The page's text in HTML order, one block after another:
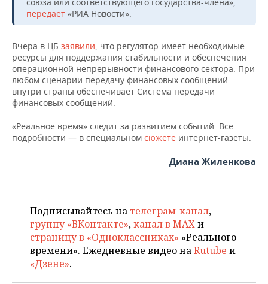
союза или соответствующего государства-члена»,
передает «РИА Новости».
Вчера в ЦБ заявили, что регулятор имеет необходимые
ресурсы для поддержания стабильности и обеспечения
операционной непрерывности финансового сектора. При
любом сценарии передачу финансовых сообщений
внутри страны обеспечивает Система передачи
финансовых сообщений.
«Реальное время» следит за развитием событий. Все
подробности — в специальном сюжете интернет-газеты.
Диана Жиленкова
Подписывайтесь на телеграм-канал,
группу «ВКонтакте»,канал в MAXи
страницу в «Одноклассниках» «Реального
времени». Ежедневные видео наRutube и
«Дзене».